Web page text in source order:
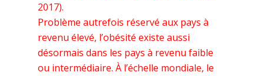
2017).
Problème autrefois réservé aux pays à
revenu élevé, l’obésité existe aussi
désormais dans les pays à revenu faible
ou intermédiaire. À l’échelle mondiale, le